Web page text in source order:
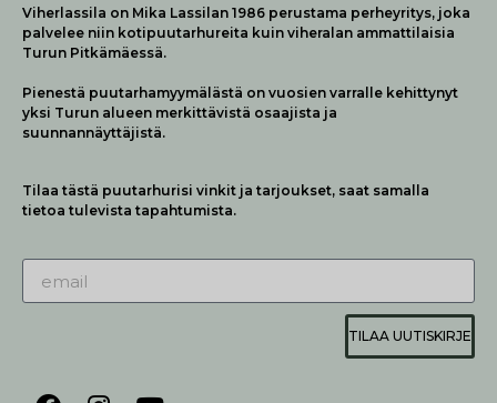
Viherlassila on Mika Lassilan 1986 perustama perheyritys, joka
palvelee niin kotipuutarhureita kuin viheralan ammattilaisia
Turun Pitkämäessä.
Pienestä puutarhamyymälästä on vuosien varralle kehittynyt
yksi Turun alueen merkittävistä osaajista ja
suunnannäyttäjistä.
Tilaa tästä puutarhurisi vinkit ja tarjoukset, saat samalla
tietoa tulevista tapahtumista.
TILAA UUTISKIRJE